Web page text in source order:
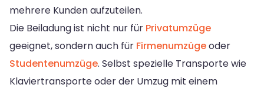
mehrere Kunden aufzuteilen.
Die Beiladung ist nicht nur für Privatumzüge
geeignet, sondern auch für Firmenumzügeoder
Studentenumzüge. Selbst spezielle Transporte wie
Klaviertransporte oder der Umzug mit einem